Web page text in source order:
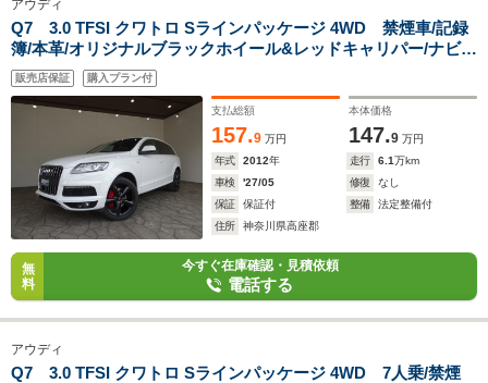
アウディ
Q7 3.0 TFSI クワトロ Sラインパッケージ 4WD 禁煙車/記録
簿/本革/オリジナルブラックホイール&レッドキャリパー/ナビ地
デジ/Bluetooth/BOSE/バックカメラ/HID/ETC/スマートキー/ス
ペアキー/クルコン/シートヒーター/パドルシフト/パワーゲート/
オートライト/
販売店保証 購入プラン付
支払総額
157.9 万円
本体価格
147.9 万円
年式
2012年 走行 6.1万km
車検
'27/05 修復
なし
保証
保証付 整備
法定整備付
住所
神奈川県高座郡
無
料
今すぐ在庫確認・見積依頼
電話する
アウディ
Q7 3.0 TFSI クワトロ Sラインパッケージ 4WD 7人乗/禁煙